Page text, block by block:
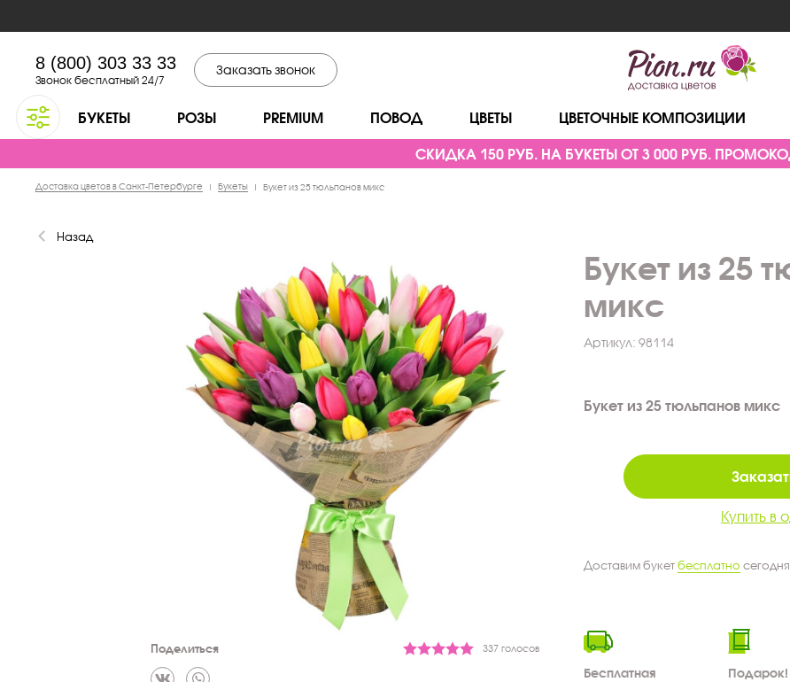
8 (800) 303 33 33
Звонок бесплатный 24/7
Заказать звонок
БУКЕТЫ РОЗЫ PREMIUM ПОВОД ЦВЕТЫ ЦВЕТОЧНЫЕ КОМПОЗИЦИИ
СКИДКА 150 РУБ. НА БУКЕТЫ ОТ 3 000 РУБ.
Доставка цветов в Санкт-Петербурге | Букеты | Букет из 25 тюльпанов микс
Назад
Поделиться 337 голосов
Букет из 25
микс
Артикул: 98114
Букет из 25 тюльпанов микс
Купить в
Доставим букетбесплатно
Бесплатная
Подарок!